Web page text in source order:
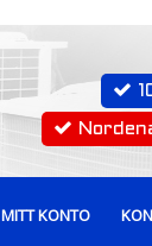
MITT KONTO